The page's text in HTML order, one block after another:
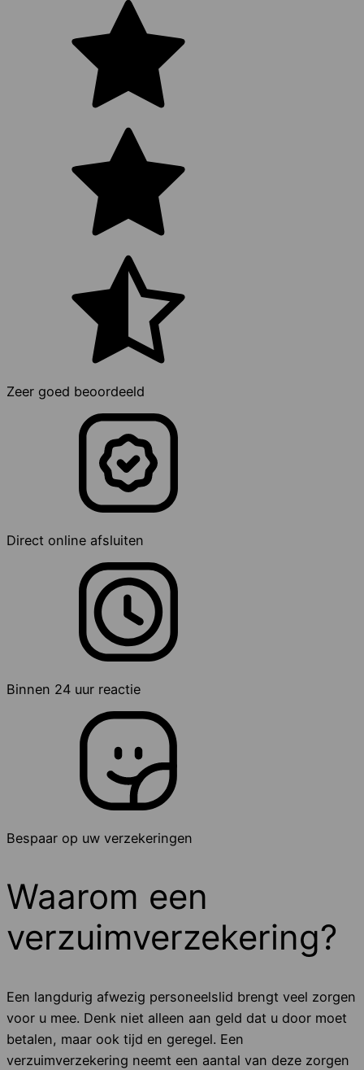
Zeer goed beoordeeld
Direct online afsluiten
Binnen 24 uur reactie
Bespaar op uw verzekeringen
Waarom een
verzuimverzekering?
Een langdurig afwezig personeelslid brengt veel zorgen
voor u mee. Denk niet alleen aan geld dat u door moet
betalen, maar ook tijd en geregel. Een
verzuimverzekering neemt een aantal van deze zorgen